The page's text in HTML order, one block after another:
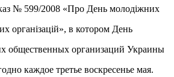
№ 599/2008 «Про День молодіжних
організацій», в котором День
общественных организаций Украины
каждое третье воскресенье мая.